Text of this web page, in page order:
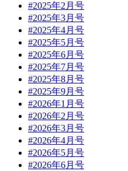
#2025年2月号
#2025年3月号
#2025年4月号
#2025年5月号
#2025年6月号
#2025年7月号
#2025年8月号
#2025年9月号
#2026年1月号
#2026年2月号
#2026年3月号
#2026年4月号
#2026年5月号
#2026年6月号